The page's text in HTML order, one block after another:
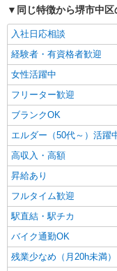
同じ特徴から堺市中
入社日応相談
経験者・有資格者歓迎
女性活躍中
フリーター歓迎
ブランクOK
エルダー（50代～）活躍
高収入・高額
昇給あり
フルタイム歓迎
駅直結・駅チカ
バイク通勤OK
残業少なめ（月20h未満）